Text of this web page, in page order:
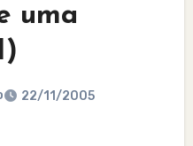
uma
22/11/2005